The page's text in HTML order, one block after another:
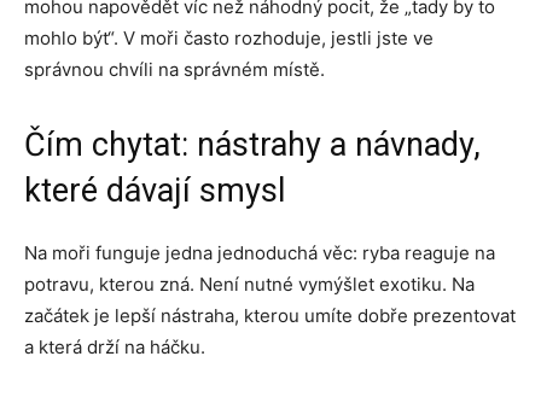
mohou napovědět víc než náhodný pocit, že „tady by to
mohlo být“. V moři často rozhoduje, jestli jste ve
správnou chvíli na správném místě.
Čím chytat: nástrahy a návnady,
které dávají smysl
Na moři funguje jedna jednoduchá věc: ryba reaguje na
potravu, kterou zná. Není nutné vymýšlet exotiku. Na
začátek je lepší nástraha, kterou umíte dobře prezentovat
a která drží na háčku.